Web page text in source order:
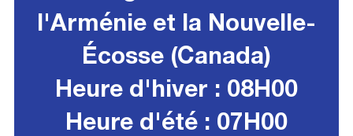
l'Arménie et la Nouvelle-
Écosse (Canada)
Heure d'hiver : 08H00
Heure d'été : 07H00